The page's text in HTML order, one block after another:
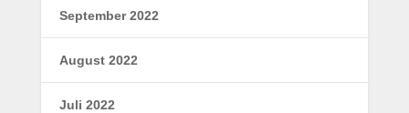
September 2022
August 2022
Juli 2022